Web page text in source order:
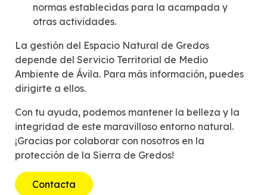
normas establecidas para la acampada y
otras actividades.
La gestión del Espacio Natural de Gredos
depende del Servicio Territorial de Medio
Ambiente de Ávila. Para más información, puedes
dirigirte a ellos.
Con tu ayuda, podemos mantener la belleza y la
integridad de este maravilloso entorno natural.
¡Gracias por colaborar con nosotros en la
protección de la Sierra de Gredos!
Contacta